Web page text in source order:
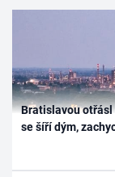
Bratislavou
se šíří dým,